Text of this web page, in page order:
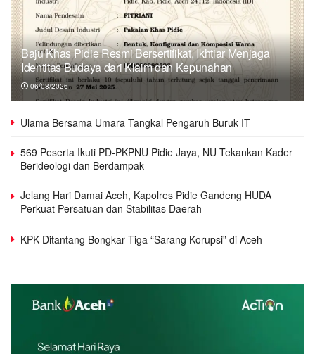
Baju Khas Pidie Resmi Bersertifikat, Ikhtiar Menjaga
Identitas Budaya dari Klaim dan Kepunahan
06/08/2026
Ulama Bersama Umara Tangkal Pengaruh Buruk IT
569 Peserta Ikuti PD-PKPNU Pidie Jaya, NU Tekankan Kader
Berideologi dan Berdampak
Jelang Hari Damai Aceh, Kapolres Pidie Gandeng HUDA
Perkuat Persatuan dan Stabilitas Daerah
KPK Ditantang Bongkar Tiga “Sarang Korupsi” di Aceh